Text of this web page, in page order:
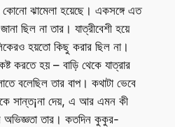
কোনো ঝামেলা হয়েছে। একসঙ্গে এত
ছিল না তার। যাত্রীবেশী হয়ে
হয়তো কিছু করার ছিল না।
করতে হয় – বাড়ি থেকে যাত্রার
বলেছিল তার বাপ। কথাটা ভেবে
সান্ত¡না দেয়, এ আর এমন কী
অভিজ্ঞতা তার। কতদিন কুকুর-